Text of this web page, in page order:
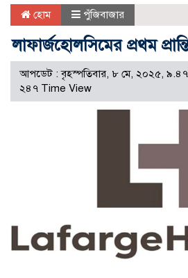
হোম পুঁজিবাজার
লাফার্জহোলসিমের প্রথম
আপডেট : বৃহস্পতিবার, ৮ মে, ২০২৫,
২৪৭ Time View